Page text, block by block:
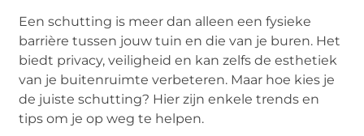
Een schutting is meer dan alleen een fysieke
barrière tussen jouw tuin en die van je buren. Het
biedt privacy, veiligheid en kan zelfs de esthetiek
van je buitenruimte verbeteren. Maar hoe kies je
de juiste schutting? Hier zijn enkele trends en
tips om je op weg te helpen.